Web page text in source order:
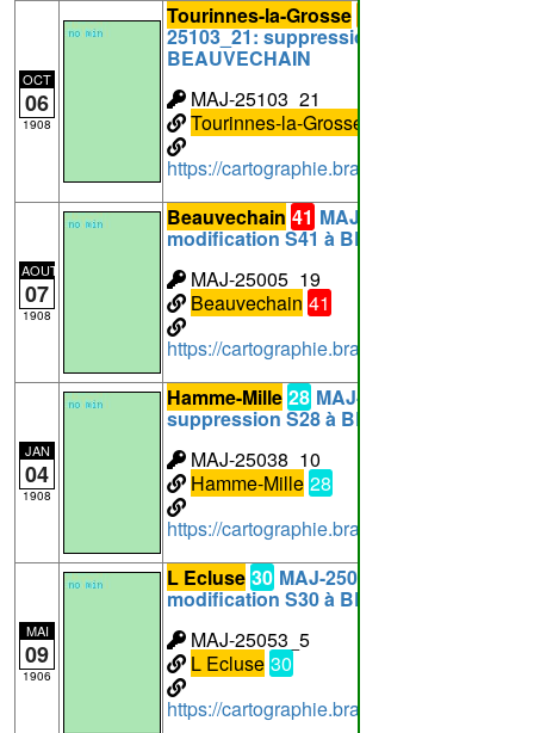
OCT
06
1908
Tourinnes-la-Grosse
25103_21: suppression C2;S28 à
BEAUVECHAIN
MAJ-25103_21
Tourinnes-la-Grosse
https://cartographie.brabantwallon.be/
AOUT
07
1908
Beauvechain 41 MAJ-25005_19:
modification S41 à BEAUVECHAIN
MAJ-25005_19
Beauvechain 41
https://cartographie.brabantwallon.be/
JAN
04
1908
Hamme-Mille 28 MAJ-25038_10:
suppression S28 à BEAUVECHAIN
MAJ-25038_10
Hamme-Mille 28
https://cartographie.brabantwallon.be/
MAI
09
1906
L Ecluse 30 MAJ-25053_5:
modification S30 à BEAUVECHAIN
MAJ-25053_5
L Ecluse 30
https://cartographie.brabantwallon.be/